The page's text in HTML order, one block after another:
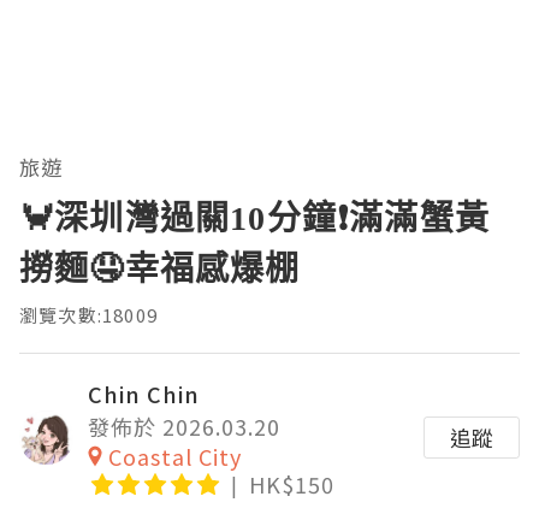
旅遊
🦀深圳灣過關10分鐘❗滿滿蟹黃
撈麵🤤幸福感爆棚
瀏覽次數:18009
Chin Chin
發佈於 2026.03.20
Coastal City
HK$150
追蹤